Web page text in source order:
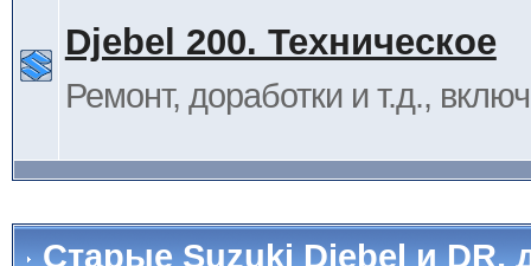
Djebel 200. Техническое
Ремонт, доработки и т.д.,
Старые Suzuki Djebel и DR,